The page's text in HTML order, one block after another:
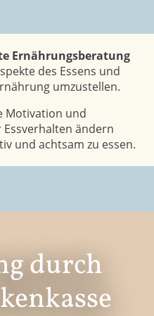
Ernährungsberatung
des Essens und
umzustellen.
Motivation und
ändern
und achtsam zu essen.
durch